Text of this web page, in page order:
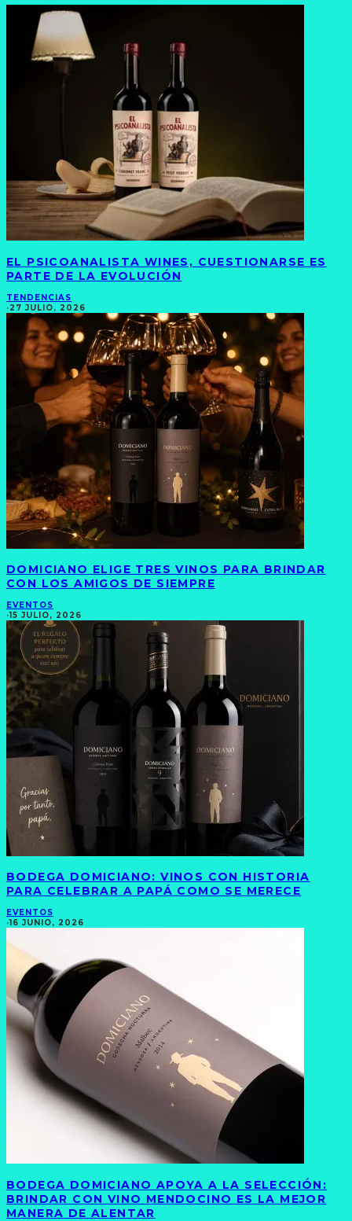
EL PSICOANALISTA WINES, CUESTIONARSE ES
PARTE DE LA EVOLUCIÓN
TENDENCIAS
·27 JULIO, 2026
DOMICIANO ELIGE TRES VINOS PARA BRINDAR
CON LOS AMIGOS DE SIEMPRE
EVENTOS
·15 JULIO, 2026
BODEGA DOMICIANO: VINOS CON HISTORIA
PARA CELEBRAR A PAPÁ COMO SE MERECE
EVENTOS
·16 JUNIO, 2026
BODEGA DOMICIANO APOYA A LA SELECCIÓN:
BRINDAR CON VINO MENDOCINO ES LA MEJOR
MANERA DE ALENTAR